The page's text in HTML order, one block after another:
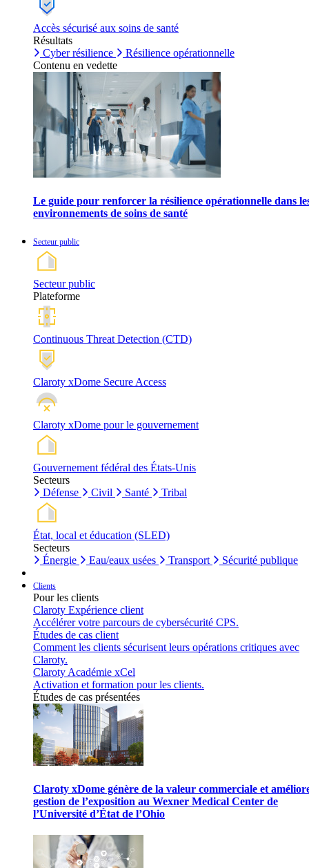
Accès sécurisé aux soins de santé
Résultats
Cyber résilience
Résilience opérationnelle
Contenu en vedette
Le guide pour renforcer la résilience opérationnelle dans
environnements de soins de santé
Secteur public
Secteur public
Plateforme
Continuous Threat Detection (CTD)
Claroty xDome Secure Access
Claroty xDome pour le gouvernement
Gouvernement fédéral des États-Unis
Secteurs
Défense
Civil Santé Tribal
État, local et éducation (SLED)
Secteurs
Énergie
Eau/eaux usées Transport Sécurité publique
Clients
Pour les clients
Claroty Expérience client
Accélérer votre parcours de cybersécurité CPS.
Études de cas client
Comment les clients sécurisent leurs opérations critiques avec
Claroty.
Claroty Académie xCel
Activation et formation pour les clients.
Études de cas présentées
Claroty xDome génère de la valeur commerciale et
gestion de l’exposition au Wexner Medical Center de
l’Université d’État de l’Ohio